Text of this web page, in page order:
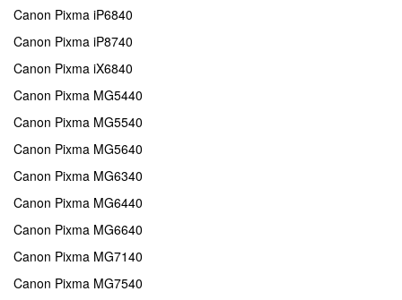
Canon Pixma iP6840
Canon Pixma iP8740
Canon Pixma iX6840
Canon Pixma MG5440
Canon Pixma MG5540
Canon Pixma MG5640
Canon Pixma MG6340
Canon Pixma MG6440
Canon Pixma MG6640
Canon Pixma MG7140
Canon Pixma MG7540